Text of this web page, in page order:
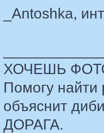
_Antoshka,
ХОЧЕШЬ
Помогу найти
объяснит
ДОРАГА.